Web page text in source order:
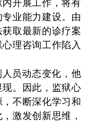
开展工作，将有
业能力建设。由
取最新的诊疗案
理咨询工作陷入
员动态变化，他
。因此，监狱心
不断深化学习和
激发创新思维，